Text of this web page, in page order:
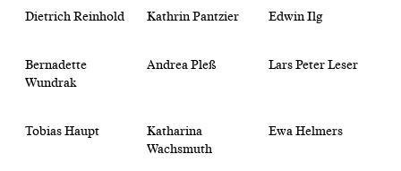
Dietrich Reinhold Kathrin Pantzier Edwin Ilg
Bernadette
Wundrak
Andrea Pleß Lars Peter Leser
Tobias Haupt
Katharina
Wachsmuth
Ewa Helmers